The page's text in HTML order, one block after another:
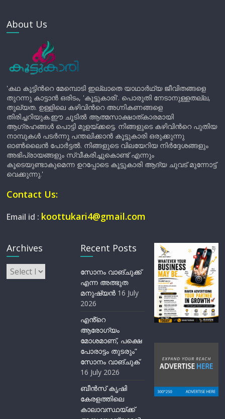
About Us
'കഥ കൂട്ടിന്‍റെ മേമ്പൊടി ഇല്ലാതെ യാഥാർഥ്യ ജീവിതങ്ങളെ
തുറന്നു കാട്ടാൻ ഒരിടം, 'കൂട്ടുകാരി'. പൊരുതി നേടാനുള്ളതല്ല,
തുല്യത. ഉള്ളിലെ കഴിവിന്‍റെ അഗ്നികണങ്ങളെ
തിരിച്ചറിയുക.ഈ ചൂടിൽ ആത്മസാക്ഷാത്കാരമായി
ആഗ്രഹങ്ങൾ പൊട്ടി മുളയ്ക്കട്ടെ. നിങ്ങളുടെ കഴിവിന്‍റെ പുതിയ
നാമ്പുകൾ പടർന്നു പന്തലിക്കാൻ കൂട്ടുകാരി ഒരുക്കുന്നു
ഓൺലൈൻ പോർട്ടൽ. നിങ്ങളുടെ വിലയേറിയ നിർദ്ദേശങ്ങളും
അഭിപ്രായങ്ങളും സ്വീകരിച്ചുകൊണ്ട് എന്നും
കൂടെയുണ്ടാകുമെന്ന ഉറപ്പോടെ കൂട്ടുകാരി ആദ്യ ചുവട് മുന്നോട്ട്
വെക്കുന്നു.'
Contact Us:
Email id : koottukari4@gmail.com
Archives
Archives
Recent Posts
സോനം വാങ്ചുക്ക്
എന്ന അത്ഭുത
മനുഷ്യന്‍ 16 July
2026
എൻ്റെ
ആരോഗ്യം
മോശമാണ്, പക്ഷെ
പോരാട്ടം തുടരും”
സോനം വാങ്ചുക്
16 July 2026
ബീന്‍സ് കൃഷി
കേരളത്തിലെ
കാലാവസ്ഥയ്ക്ക്